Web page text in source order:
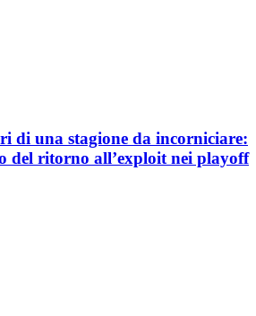
di una stagione da incorniciare:
del ritorno all’exploit nei playoff